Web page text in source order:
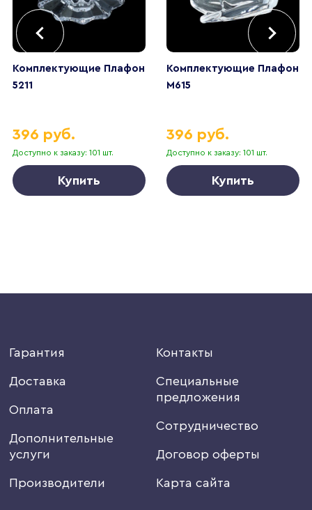
Комплектующие Плафон
5211
Доступно к заказу: 101 шт.
396 руб.
Купить
Комплектующие Плафон
M615
Доступно к заказу: 101 шт.
396 руб.
Купить
Гарантия
Доставка
Оплата
Дополнительные
услуги
Производители
Контакты
Специальные
предложения
Сотрудничество
Договор оферты
Карта сайта